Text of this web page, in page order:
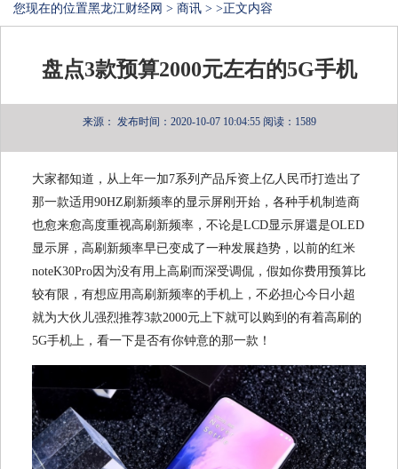
您现在的位置黑龙江财经网 > 商讯 > >正文内容
盘点3款预算2000元左右的5G手机
来源： 发布时间：2020-10-07 10:04:55 阅读：1589
大家都知道，从上年一加7系列产品斥资上亿人民币打造出了
那一款适用90HZ刷新频率的显示屏刚开始，各种手机制造商
也愈来愈高度重视高刷新频率，不论是LCD显示屏還是OLED
显示屏，高刷新频率早已变成了一种发展趋势，以前的红米
noteK30Pro因为没有用上高刷而深受调侃，假如你费用预算比
较有限，有想应用高刷新频率的手机上，不必担心今日小超
就为大伙儿强烈推荐3款2000元上下就可以购到的有着高刷的
5G手机上，看一下是否有你钟意的那一款！